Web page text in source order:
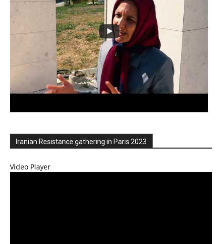
Iranian Resistance gathering in Paris 2023
Video Player